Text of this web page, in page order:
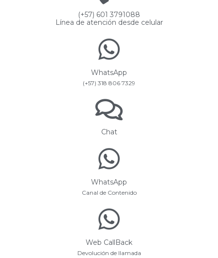
(+57) 601 3791088
Línea de atención desde celular
WhatsApp
(+57) 318 806 7329
Chat
WhatsApp
Canal de Contenido
Web CallBack
Devolución de llamada